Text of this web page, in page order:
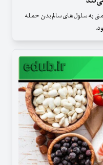
به سلول‌های سالم بدن حمله